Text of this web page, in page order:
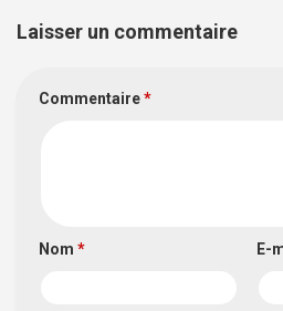
Laisser un commentaire
Commentaire*
Nom * E-